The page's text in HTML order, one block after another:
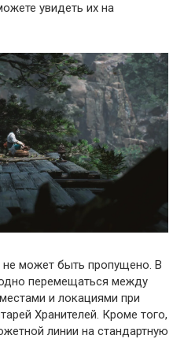
увидеть их на
может быть пропущено. В
перемещаться между
и локациями при
Хранителей. Кроме того,
линии на стандартную